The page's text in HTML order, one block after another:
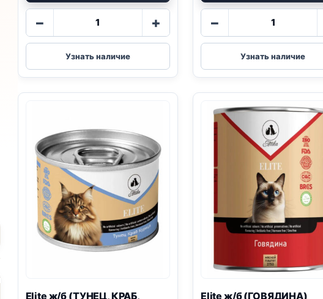
−
товара
Elite
ж/
(ТУНЕЦ
И
80г
+
Узнать наличие
−
товара
Elite
ж/
(ЯГНЁНОК)
паштет
80г
Узнать наличие
Elite ж/б (ТУНЕЦ, КРАБ,
Elite ж/б (ГОВЯДИНА)